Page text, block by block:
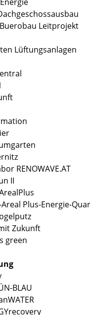
Leitprojekt
Lüftungsanlagen
RENOWAVE.AT
II
Plus-Energie-
Zukunft
green
BLAU